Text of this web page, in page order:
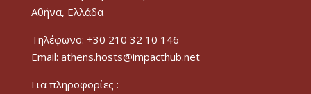
Αθήνα, Ελλάδα
Τηλέφωνο: +30 210 32 10 146
Email: athens.hosts@impacthub.net
Για πληροφορίες :